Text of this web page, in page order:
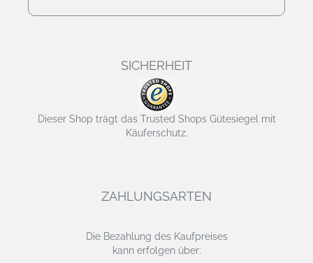
SICHERHEIT
Dieser Shop trägt das Trusted Shops Gütesiegel mit
Käuferschutz.
ZAHLUNGSARTEN
Die Bezahlung des Kaufpreises
kann erfolgen über: